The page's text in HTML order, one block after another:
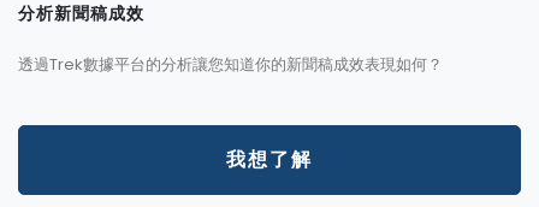
分析新聞稿成效
透過Trek數據平台的分析讓您知道你的新聞稿成效表現如何？
我想了解